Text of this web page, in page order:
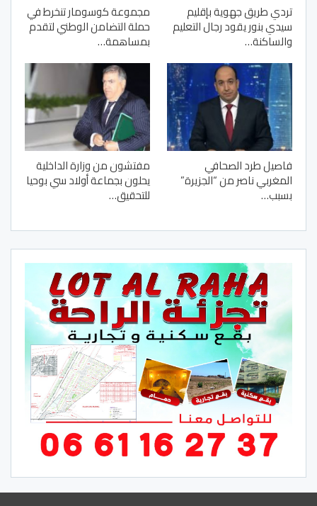
تردي طريق جهوية بإقليم
سيدي بنور يقود رجال التعليم
والساكنة…
مجموعة كوسومار تنخرط في
حملة التضامن الوطني لتقدم
بمساهمة…
فاصيل طرد الصحافي
المغربي ناصر من “الجزيرة”
بسبب…
مفتشون من وزارة الداخلية
يحلون بجماعة أولاد سي بوحيا
للتحقيق…